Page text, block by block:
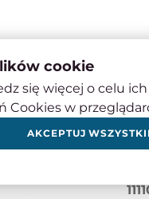
2/7/42 + 2/9/46,4
cookie
się więcej o celu ich
Cookies w
AKCEPTUJ